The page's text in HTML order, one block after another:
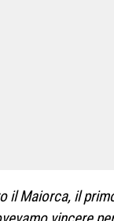
il Maiorca, il